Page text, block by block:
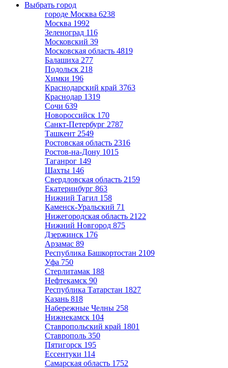
Выбрать город
городе Москва 6238
Москва 1992
Зеленоград 116
Московский 39
Московская область 4819
Балашиха 277
Подольск 218
Химки 196
Краснодарский край 3763
Краснодар 1319
Сочи 639
Новороссийск 170
Санкт-Петербург 2787
Ташкент 2549
Ростовская область 2316
Ростов-на-Дону 1015
Таганрог 149
Шахты 146
Свердловская область 2159
Екатеринбург 863
Нижний Тагил 158
Каменск-Уральский 71
Нижегородская область 2122
Нижний Новгород 875
Дзержинск 176
Арзамас 89
Республика Башкортостан 2109
Уфа 750
Стерлитамак 188
Нефтекамск 90
Республика Татарстан 1827
Казань 818
Набережные Челны 258
Нижнекамск 104
Ставропольский край 1801
Ставрополь 350
Пятигорск 195
Ессентуки 114
Самарская область 1752